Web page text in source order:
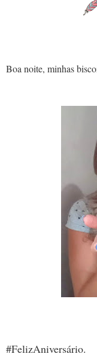
Boa noite, minhas
#FelizAniversário.